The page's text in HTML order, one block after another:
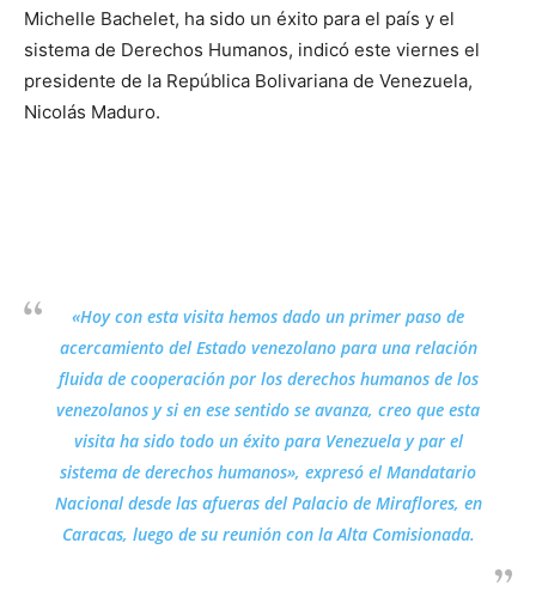
Michelle Bachelet, ha sido un éxito para el país y el
sistema de Derechos Humanos, indicó este viernes el
presidente de la República Bolivariana de Venezuela,
Nicolás Maduro.
«Hoy con esta visita hemos dado un primer paso de
acercamiento del Estado venezolano para una relación
fluida de cooperación por los derechos humanos de los
venezolanos y si en ese sentido se avanza, creo que esta
visita ha sido todo un éxito para Venezuela y par el
sistema de derechos humanos», expresó el Mandatario
Nacional desde las afueras del Palacio de Miraflores, en
Caracas, luego de su reunión con la Alta Comisionada.